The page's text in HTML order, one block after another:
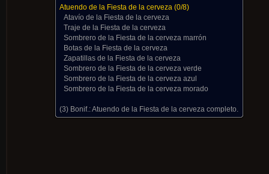
Atuendo de la Fiesta de la cerveza (0/8)
Atavío de la Fiesta de la cerveza
Traje de la Fiesta de la cerveza
Sombrero de la Fiesta de la cerveza marrón
Botas de la Fiesta de la cerveza
Zapatillas de la Fiesta de la cerveza
Sombrero de la Fiesta de la cerveza verde
Sombrero de la Fiesta de la cerveza azul
Sombrero de la Fiesta de la cerveza morado
(3) Bonif.:Atuendo de la Fiesta de la cerveza completo.